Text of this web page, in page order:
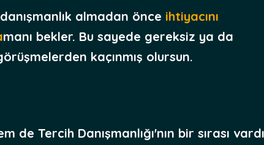
almadan önce ihtiyacını
manı bekler. Bu sayede gereksiz ya da
kaçınmış olursun.
de Tercih Danışmanlığı'nın bir sırası